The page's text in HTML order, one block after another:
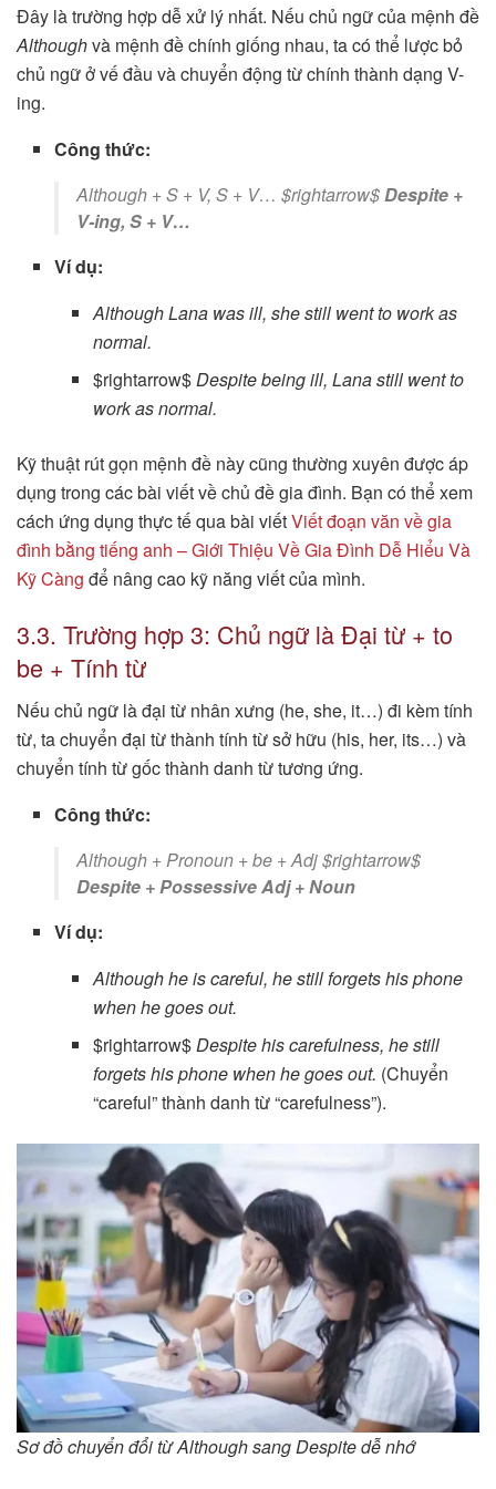
Đây là trường hợp dễ xử lý nhất. Nếu chủ ngữ của mệnh đề
Althoughvà mệnh đề chính giống nhau, ta có thể lược bỏ
chủ ngữ ở vế đầu và chuyển động từ chính thành dạng V-
ing.
Công thức:
Although + S + V, S + V… $rightarrow$Despite +
V-ing, S + V…
Ví dụ:
Although Lana was ill, she still went to work as
normal.
$rightarrow$Despite being ill, Lana still went to
work as normal.
Kỹ thuật rút gọn mệnh đề này cũng thường xuyên được áp
dụng trong các bài viết về chủ đề gia đình. Bạn có thể xem
cách ứng dụng thực tế qua bài viếtViết đoạn văn về gia
đình bằng tiếng anh – Giới Thiệu Về Gia Đình Dễ Hiểu Và
Kỹ Càng để nâng cao kỹ năng viết của mình.
3.3. Trường hợp 3: Chủ ngữ là Đại từ + to
be + Tính từ
Nếu chủ ngữ là đại từ nhân xưng (he, she, it…) đi kèm tính
từ, ta chuyển đại từ thành tính từ sở hữu (his, her, its…) và
chuyển tính từ gốc thành danh từ tương ứng.
Công thức:
Although + Pronoun + be + Adj $rightarrow$
Despite + Possessive Adj + Noun
Ví dụ:
Although he is careful, he still forgets his phone
when he goes out.
$rightarrow$ Despite his carefulness, he still
forgets his phone when he goes out. (Chuyển
“careful” thành danh từ “carefulness”).
Sơ đồ chuyển đổi từ Although sang Despite dễ nhớ